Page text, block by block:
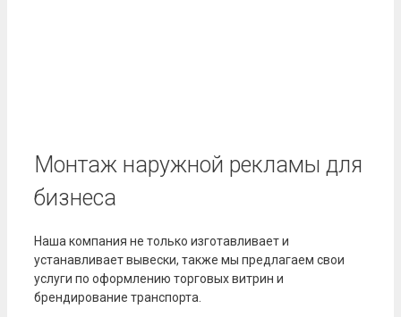
Монтаж наружной рекламы для
бизнеса
Наша компания не только изготавливает и
устанавливает вывески, также мы предлагаем свои
услуги по оформлению торговых витрин и
брендирование транспорта.